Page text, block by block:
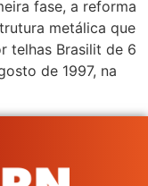
fase, a reforma
metálica que
telhas Brasilit de 6
de 1997, na